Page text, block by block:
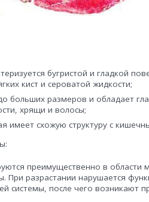
бугристой и гладкой
кист и сероватой жидкости;
больших размеров и обладает
хрящи и волосы;
имеет схожую структуру с
преимущественно в области
разрастании нарушается
системы, после чего возникают